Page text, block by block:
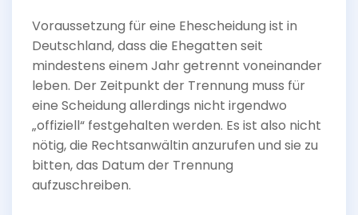
Voraussetzung für eine Ehescheidung ist in
Deutschland, dass die Ehegatten seit
mindestens einem Jahr getrennt voneinander
leben. Der Zeitpunkt der Trennung muss für
eine Scheidung allerdings nicht irgendwo
„offiziell“ festgehalten werden. Es ist also nicht
nötig, die Rechtsanwältin anzurufen und sie zu
bitten, das Datum der Trennung
aufzuschreiben.